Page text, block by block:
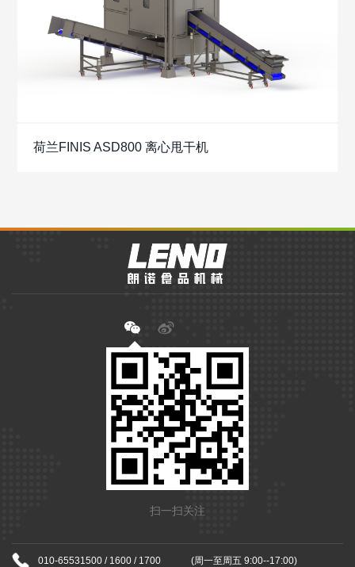
荷兰FINIS ASD800 离心甩干机
扫一扫关注
010-65531500 / 1600 / 1700 (周一至周五 9:00--17:00)